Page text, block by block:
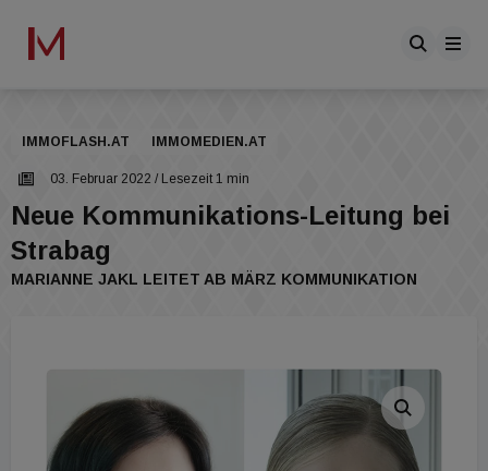
IMMOFLASH.AT IMMOMEDIEN.AT
03. Februar 2022 / Lesezeit 1 min
Neue Kommunikations-Leitung bei
Strabag
MARIANNE JAKL LEITET AB MÄRZ KOMMUNIKATION